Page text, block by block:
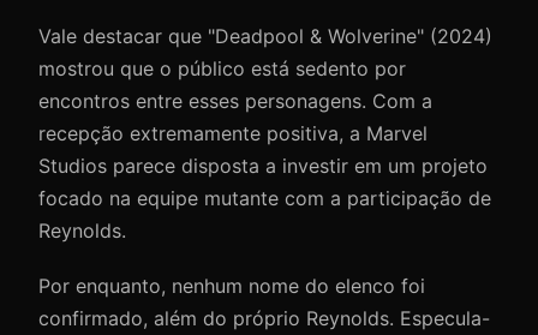
Vale destacar que "Deadpool & Wolverine" (2024)
mostrou que o público está sedento por
encontros entre esses personagens. Com a
recepção extremamente positiva, a Marvel
Studios parece disposta a investir em um projeto
focado na equipe mutante com a participação de
Reynolds.
Por enquanto, nenhum nome do elenco foi
confirmado, além do próprio Reynolds. Especula-